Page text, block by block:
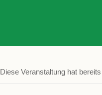
Diese Veranstaltung hat